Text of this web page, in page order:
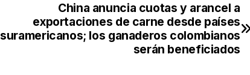
China anuncia cuotas y arancel a
exportaciones de carne desde países
suramericanos; los ganaderos colombianos
serán beneficiados